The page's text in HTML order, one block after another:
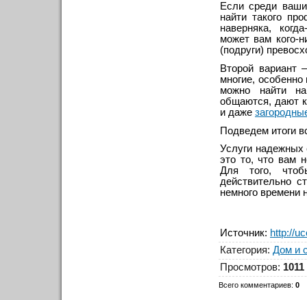
Если среди
найти такого
наверняка,
может вам кого-
(подруги)
Второй вариант
многие,
можно найти
общаются, дают
и даже
Подведем итоги
Услуги надежных
это то, что вам
Для того,
действительно
немного времени
Источник: http://
Категория: Дом и
Просмотров: 1011
Всего комментариев: 0